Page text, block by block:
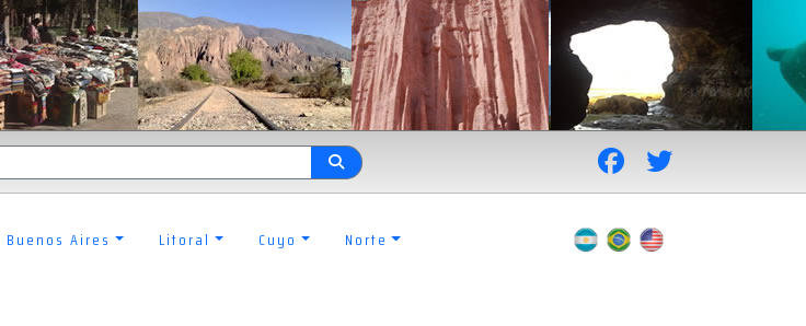
Buenos Aires Litoral Cuyo Norte